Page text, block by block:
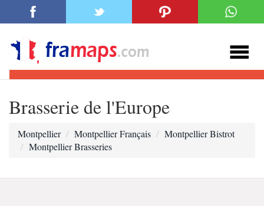
Brasserie de l'Europe
Montpellier Montpellier Français
Montpellier Bistrot
Montpellier Brasseries